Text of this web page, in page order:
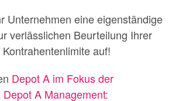
Unternehmen eine eigenständige
verlässlichen Beurteilung Ihrer
auf!
Depot A im Fokus der
Depot A Management: